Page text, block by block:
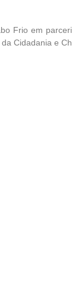
Frio em
Cidadania e